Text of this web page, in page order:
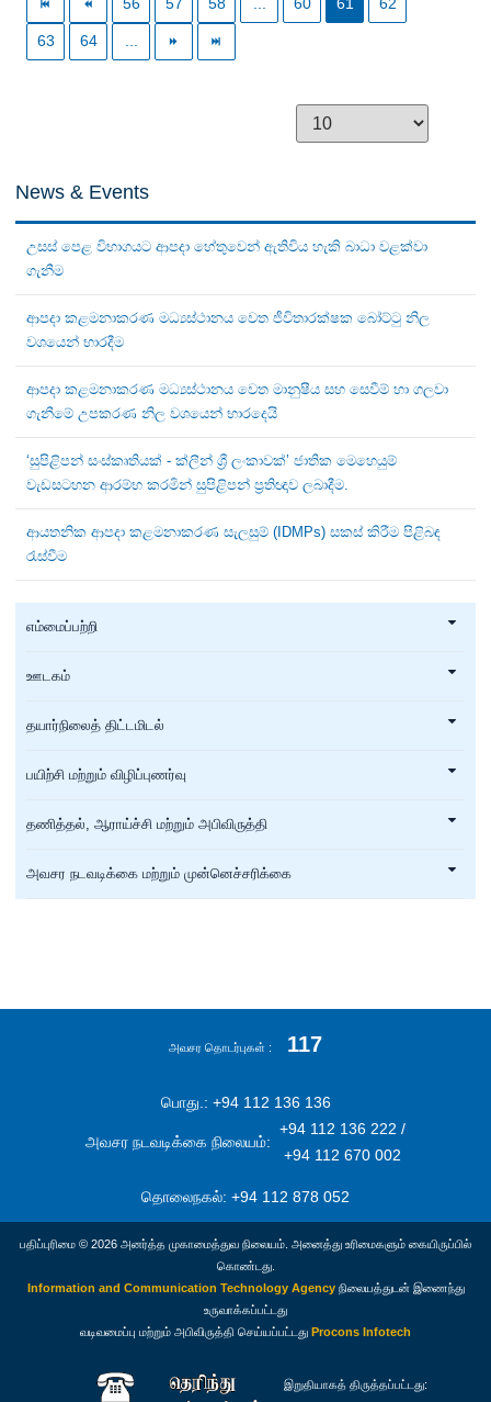
56 57 58 ... 60 61 62
63 64 ...
News & Events
උසස් පෙළ විභාගයට ආපදා හේතුවෙන් ඇතිවිය හැකි බාධා වළක්වා
ගැනීම
ආපදා කළමනාකරණ මධ්‍යස්ථානය වෙත ජීවිතාරක්ෂක බෝට්ටු නිල
වශයෙන් භාරදීම
ආපදා කළමනාකරණ මධ්‍යස්ථානය වෙත මානුෂීය සහ සෙවීම් හා ගලවා
ගැනීමේ උපකරණ නිල වශයෙන් භාරදෙයි
‘සුපිළිපන් සංස්කෘතියක් - ක්ලීන් ශ්‍රී ලංකාවක්’ ජාතික මෙහෙයුම්
වැඩසටහන ආරම්භ කරමින් සුපිළිපන් ප්‍රතිඥාව ලබාදීම.
ආයතනික ආපදා කළමනාකරණ සැලසුම් (IDMPs) සකස් කිරීම පිළිබඳ
රැස්වීම
எம்மைப்பற்றி
ஊடகம்
தயார்நிலைத் திட்டமிடல்
பயிற்சி மற்றும் விழிப்புணர்வு
தணித்தல், ஆராய்ச்சி மற்றும் அபிவிருத்தி
அவசர நடவடிக்கை மற்றும் முன்னெச்சரிக்கை
அவசர தொடர்புகள் 117
பொது.: +94 112 136 136
அவசர நடவடிக்கை நிலையம்:
+94 112 136 222 /
+94 112 670 002
தொலைநகல்: +94 112 878 052
பதிப்புரிமை © 2026 அனர்த்த முகாமைத்துவ நிலையம். அனைத்து உரிமைகளும் கையிருப்பில்
கொண்டது.
Information and Communication Technology Agencyநிலையத்துடன் இணைந்து
உருவாக்கப்பட்டது
வடிவமைப்பு மற்றும் அபிவிருத்தி செய்யப்பட்டது Procons Infotech
இறுதியாகத் திருத்தப்பட்டது: